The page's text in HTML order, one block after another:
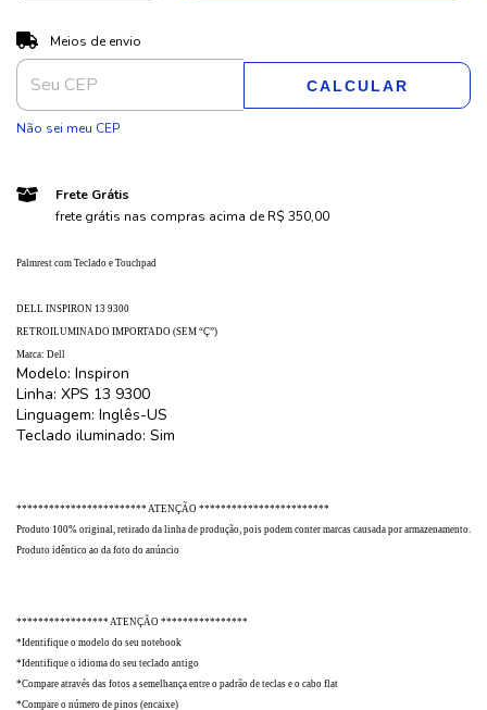
Entregas para o CEP:
Meios de envio
CALCULAR
Não sei meu CEP
Frete Grátis
frete grátis nas compras acima de R$ 350,00
Palmrest com Teclado e Touchpad
DELL INSPIRON 13 9300
RETROILUMINADO IMPORTADO (SEM “Ç”)
Marca: Dell
Modelo: Inspiron
Linha: XPS 13 9300
Linguagem: Inglês-US
Teclado iluminado: Sim
************************ ATENÇÃO ************************
Produto 100% original, retirado da linha de produção, pois podem conter marcas causada por armazenamento.
Produto idêntico ao da foto do anúncio
***************** ATENÇÃO ****************
*Identifique o modelo do seu notebook
*Identifique o idioma do seu teclado antigo
*Compare através das fotos a semelhança entre o padrão de teclas e o cabo flat
*Compare o número de pinos (encaixe)